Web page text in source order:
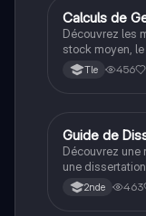
votre
Filières pro
Calculs de
Découvrez les
stock moyen,
la vitesse de
clés et leur
Tle 456
Méthodo
Guide de
Découvrez une
une
étapes clés,
construction
2nde 463